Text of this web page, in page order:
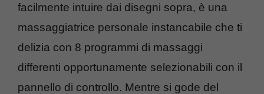
facilmente intuire dai disegni sopra, è una
massaggiatrice personale instancabile che ti
delizia con 8 programmi di massaggi
differenti opportunamente selezionabili con il
pannello di controllo. Mentre si gode del